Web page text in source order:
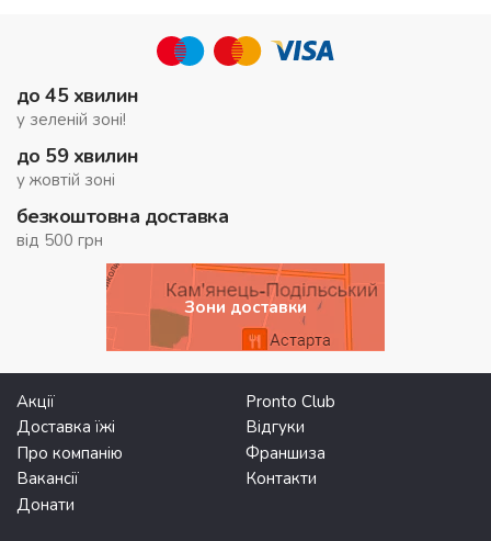
до 45 хвилин
у зеленій зоні!
до 59 хвилин
у жовтій зоні
безкоштовна доставка
від 500 грн
Зони доставки
Акції
Pronto Club
Доставка їжі
Відгуки
Про компанію
Франшиза
Вакансії
Контакти
Донати